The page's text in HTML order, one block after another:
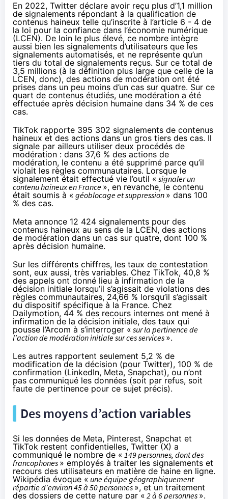
En 2022, Twitter déclare avoir reçu plus d’1,1 million
de signalements répondant à la qualification de
contenus haineux telle qu’inscrite à l’article 6 - 4 de
la loi pour la confiance dans l’économie numérique
(LCEN). De loin le plus élevé, ce nombre intègre
aussi bien les signalements d’utilisateurs que les
signalements automatisés, et ne représente qu’un
tiers du total de signalements reçus. Sur ce total de
3,5 millions (à la définition plus large que celle de la
LCEN, donc), des actions de modération ont été
prises dans un peu moins d’un cas sur quatre. Sur ce
quart de contenus étudiés, une modération a été
effectuée après décision humaine dans 34 % de ces
cas.
TikTok rapporte 395 302 signalements de contenus
haineux et des actions dans un gros tiers des cas. Il
signale par ailleurs utiliser deux procédés de
modération : dans 37,6 % des actions de
modération, le contenu a été supprimé parce qu’il
violait les règles communautaires. Lorsque le
signalement était effectué vie l’outil « signaler un
contenu haineux en France », en revanche, le contenu
était soumis à « géoblocage et suppression » dans 100
% des cas.
Meta annonce 12 424 signalements pour des
contenus haineux au sens de la LCEN, des actions
de modération dans un cas sur quatre, dont 100 %
après décision humaine.
Sur les différents chiffres, les taux de contestation
sont, eux aussi, très variables. Chez TikTok, 40,8 %
des appels ont donné lieu à infirmation de la
décision initiale lorsqu’il s’agissait de violations des
règles communautaires, 24,66 % lorsqu’il s’agissait
du dispositif spécifique à la France. Chez
Dailymotion, 44 % des recours internes ont mené à
infirmation de la décision initiale, des taux qui
pousse l’Arcom à s’interroger « sur la pertinence de
l’action de modération initiale sur ces services ».
Les autres rapportent seulement 5,2 % de
modification de la décision (pour Twitter), 100 % de
confirmation (LinkedIn, Meta, Snapchat), ou n’ont
pas communiqué les données (soit par refus, soit
faute de pertinence pour ce sujet précis).
Des moyens d’action variables
Si les données de Meta, Pinterest, Snapchat et
TikTok restent confidentielles, Twitter (X) a
communiqué le nombre de « 149 personnes, dont des
francophones » employés à traiter les signalements et
recours des utilisateurs en matière de haine en ligne.
Wikipédia évoque « une équipe géographiquement
répartie d’environ 45 à 50 personnes », et un traitement
des dossiers de cette nature par « 2 à 6 personnes ».